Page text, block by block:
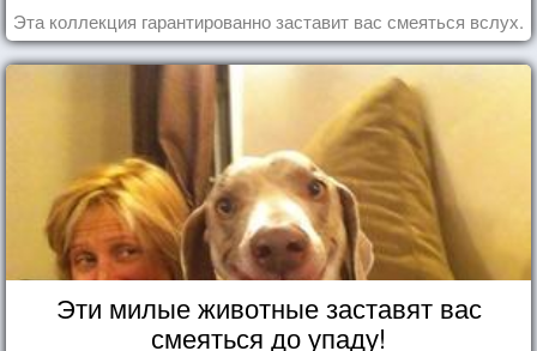
Эта коллекция гарантированно заставит вас смеяться вслух.
Эти милые животные заставят вас
смеяться до упаду!